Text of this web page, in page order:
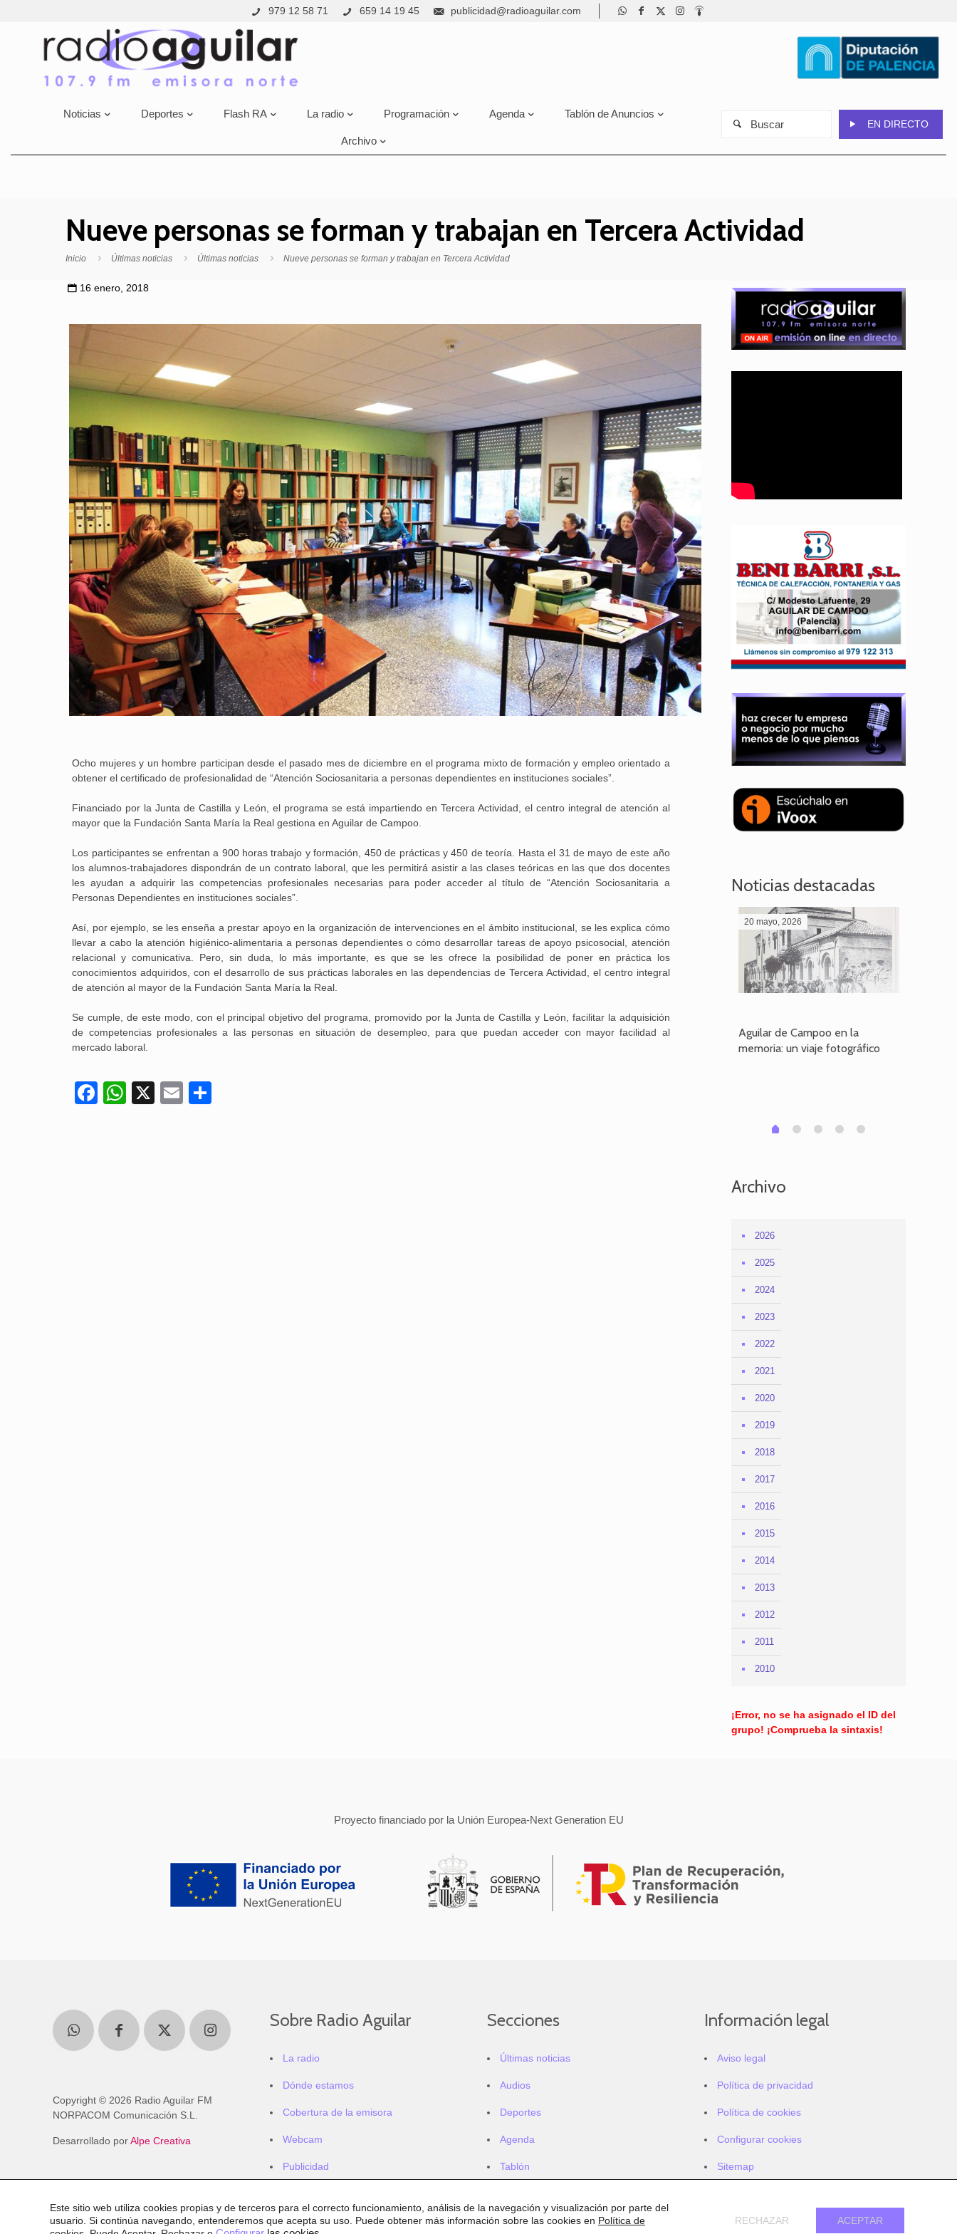
979 12 58 71 659 14 19 45 publicidad@radioaguilar.com
Noticias Deportes Flash RA La radio Programación Agenda Tablón de Anuncios
Archivo
EN DIRECTO
Nueve personas se forman y trabajan en Tercera Actividad
Inicio Últimas noticias Últimas noticias Nueve personas se forman y trabajan en Tercera Actividad
16 enero, 2018
Ocho mujeres y un hombre participan desde el pasado mes de diciembre en el programa mixto de formación y empleo orientado a
obtener el certificado de profesionalidad de “Atención Sociosanitaria a personas dependientes en instituciones sociales”.
Financiado por la Junta de Castilla y León, el programa se está impartiendo en Tercera Actividad, el centro integral de atención al
mayor que la Fundación Santa María la Real gestiona en Aguilar de Campoo.
Los participantes se enfrentan a 900 horas trabajo y formación, 450 de prácticas y 450 de teoría. Hasta el 31 de mayo de este año
los alumnos-trabajadores dispondrán de un contrato laboral, que les permitirá asistir a las clases teóricas en las que dos docentes
les ayudan a adquirir las competencias profesionales necesarias para poder acceder al título de “Atención Sociosanitaria a
Personas Dependientes en instituciones sociales”.
Así, por ejemplo, se les enseña a prestar apoyo en la organización de intervenciones en el ámbito institucional, se les explica cómo
llevar a cabo la atención higiénico-alimentaria a personas dependientes o cómo desarrollar tareas de apoyo psicosocial, atención
relacional y comunicativa. Pero, sin duda, lo más importante, es que se les ofrece la posibilidad de poner en práctica los
conocimientos adquiridos, con el desarrollo de sus prácticas laborales en las dependencias de Tercera Actividad, el centro integral
de atención al mayor de la Fundación Santa María la Real.
Se cumple, de este modo, con el principal objetivo del programa, promovido por la Junta de Castilla y León, facilitar la adquisición
de competencias profesionales a las personas en situación de desempleo, para que puedan acceder con mayor facilidad al
mercado laboral.
Facebook
WhatsApp
X Email
Noticias destacadas
25 febrero, 2026
Aguilar de Campoo en la
20 mayo, 2026
Aguilar de Campoo en la
memoria: un viaje fotográfico
0 1 2 3 4
Archivo
2026
2025
2024
2023
2022
2021
2020
2019
2018
2017
2016
2015
2014
2013
2012
2011
2010
¡Error, no se ha asignado el ID del
grupo! ¡Comprueba la sintaxis!
Proyecto financiado por la Unión Europea-Next Generation EU
Copyright © 2026 Radio Aguilar FM
NORPACOM Comunicación S.L.
Desarrollado porAlpe Creativa
Sobre Radio Aguilar
La radio
Dónde estamos
Cobertura de la emisora
Webcam
Publicidad
Secciones
Últimas noticias
Audios
Deportes
Agenda
Tablón
Información legal
Aviso legal
Política de privacidad
Política de cookies
Configurar cookies
Sitemap
Este sitio web utiliza cookies propias y de terceros para el correcto funcionamiento, análisis de la navegación y visualización por parte del
usuario. Si continúa navegando, entenderemos que acepta su uso. Puede obtener más información sobre las cookies en Política de
ACEPTAR
RECHAZAR